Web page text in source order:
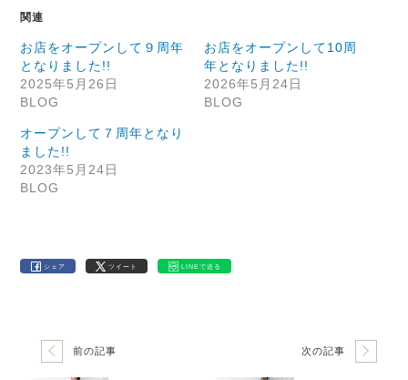
関連
お店をオープンして９周年
となりました!!
2025年5月26日
BLOG
お店をオープンして10周
年となりました!!
2026年5月24日
BLOG
オープンして７周年となり
ました!!
2023年5月24日
BLOG
シェア ツイート LINEで送る
前の記事 次の記事